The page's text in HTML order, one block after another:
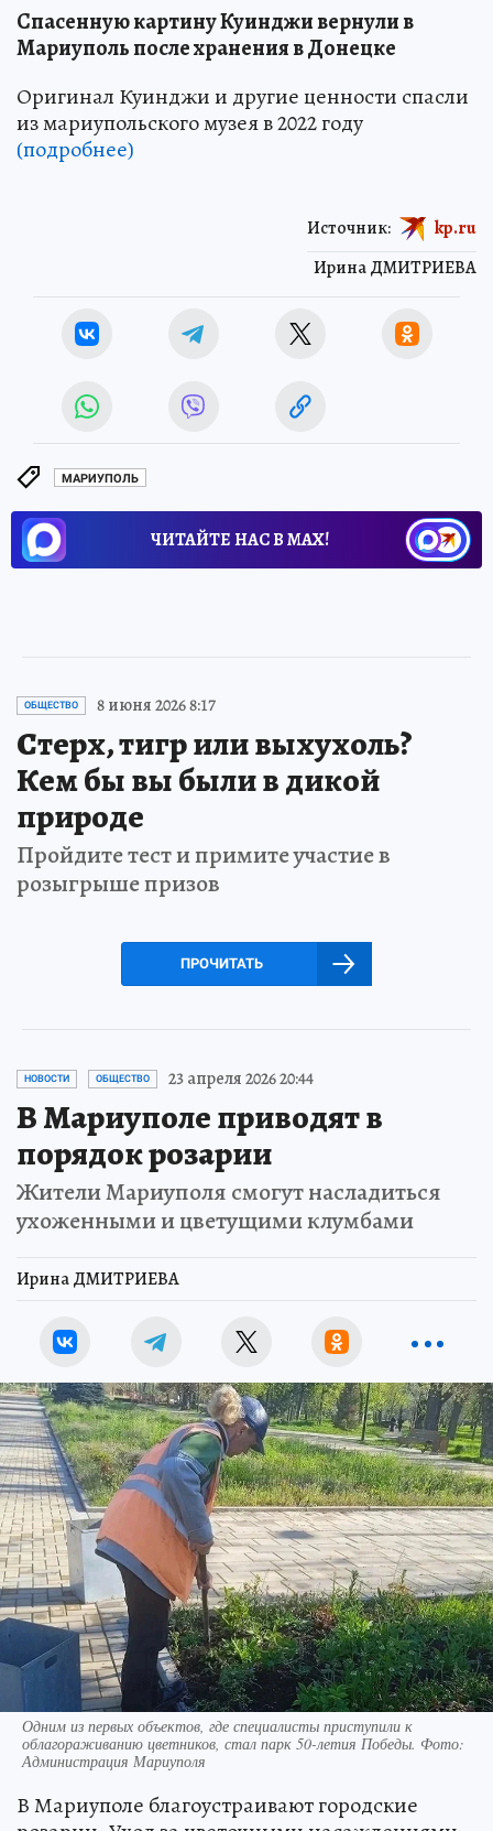
Спасенную картину Куинджи вернули в
Мариуполь после хранения в Донецке
Оригинал Куинджи и другие ценности спасли
из мариупольского музея в 2022 году
(подробнее)
Ирина ДМИТРИЕВА
Источник: kp.ru
МАРИУПОЛЬ
ЧИТАЙТЕ НАС В МАХ!
ОБЩЕСТВО 8 июня 2026 8:17
Стерх, тигр или выхухоль?
Кем бы вы были в дикой
природе
Пройдите тест и примите участие в
розыгрыше призов
ПРОЧИТАТЬ
НОВОСТИ ОБЩЕСТВО 23 апреля 2026 20:44
В Мариуполе приводят в
порядок розарии
Жители Мариуполя смогут насладиться
ухоженными и цветущими клумбами
Ирина ДМИТРИЕВА
Одним из первых объектов, где специалисты приступили к
облагораживанию цветников, стал парк 50-летия Победы. Фото:
Администрация Мариуполя
В Мариуполе благоустраивают городские